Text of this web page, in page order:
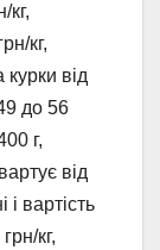
кг,
кг,
від
до 56
г,
від
і вартість
кг,